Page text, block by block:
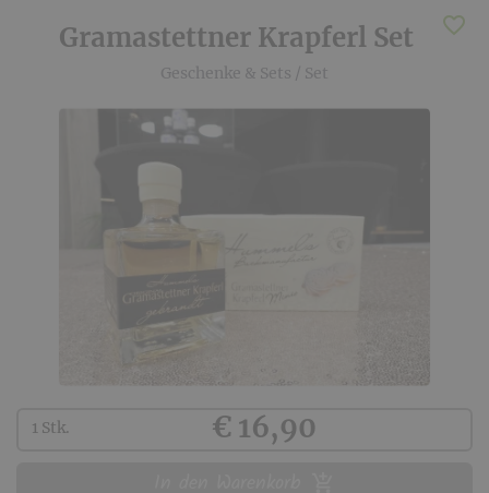
Gramastettner Krapferl Set
Geschenke & Sets / Set
Kaufen
1 Stk. € 16,90